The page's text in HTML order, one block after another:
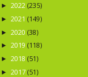
► 2022 (235)
► 2021 (149)
► 2020 (38)
► 2019 (118)
► 2018 (51)
► 2017 (51)